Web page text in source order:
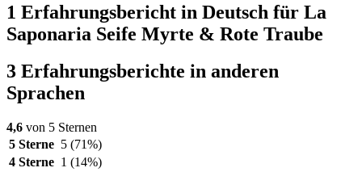
1 Erfahrungsbericht in Deutsch für La
Saponaria Seife Myrte & Rote Traube
3 Erfahrungsberichte in anderen
Sprachen
4,6 von 5 Sternen
5 Sterne 5 (71%)
4 Sterne 1 (14%)